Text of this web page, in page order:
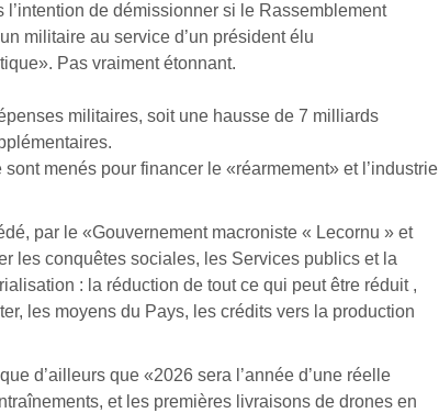
l’intention de démissionner si le Rassemblement
militaire au service d’un président élu
Pas vraiment étonnant.
militaires, soit une hausse de 7 milliards
menés pour financer le «réarmement» et l’industrie
par le «Gouvernement macroniste « Lecornu » et
les conquêtes sociales, les Services publics et la
: la réduction de tout ce qui peut être réduit ,
les moyens du Pays, les crédits vers la production
d’ailleurs que «2026 sera l’année d’une réelle
et les premières livraisons de drones en